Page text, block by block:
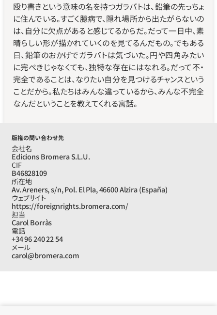
殴り書きという意味の名を持つガラバトは、鉛筆の先っちょ
に住んでいる。すごく臆病で、隠れ場所から出たがらないの
は、自分に欠点があると感じてるからだ。だって一日中、素
晴らしい形が描かれていくのを見てるんだもの。でもある
日、鉛筆のおかげでガラバトは気づいた。円や四角みたい
に完ぺきじゃなくても、独特な存在にはなれる。だって不・
完全であることは、なりたい自分を見つけるチャンスという
ことだから。私たちはみんな違っているから、みんな不完全
なんだということを教えてくれる寓話。
版権の問い合わせ先
会社名
Edicions Bromera S.L.U.
CIF
B46828109
所在地
Av. Areners, s/n, Pol. El Pla, 46600 Alzira (España)
ウェブサイト
https://foreignrights.bromera.com/
担当
Carol Borràs
電話
+34 96 240 22 54
メール
carol@bromera.com